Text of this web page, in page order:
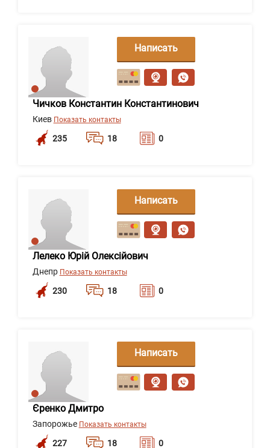
Чичков Константин Константинович
Киев Показать контакты
235 18 0
Написать
сообщение
Лелеко Юрій Олексійович
Днепр Показать контакты
230 18 0
Написать
сообщение
Єренко Дмитро
Запорожье Показать контакты
227 18 0
Написать
сообщение